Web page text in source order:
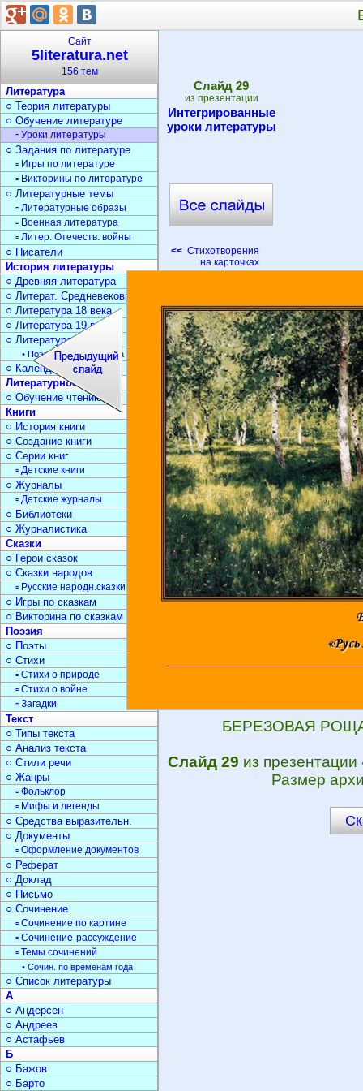
Cлайд 29
из презентации
Интегрированные
уроки литературы
<< Стихотворения
на карточках
БЕРЕЗОВАЯ РОЩА
Слайд 29 из презентации
Размер
Сайт
5literatura.net
156 тем
Литература
○ Теория литературы
○ Обучение литературе
▫ Уроки литературы
○ Задания по литературе
▫ Игры по литературе
▫ Викторины по литературе
○ Литературные темы
▫ Литературные образы
▫ Военная литература
▫ Литер. Отечеств. войны
○ Писатели
История литературы
○ Древняя литература
○ Литерат. Средневековья
○ Литература 18 века
○ Литература 19 века
○ Литература 20 века
• Поэзия Серебрян. века
○ Календарь дат
Литературное чтение
○ Обучение чтению
Книги
○ История книги
○ Создание книги
○ Серии книг
▫ Детские книги
○ Журналы
▫ Детские журналы
○ Библиотеки
○ Журналистика
Сказки
○ Герои сказок
○ Сказки народов
▫ Русские народн.сказки
○ Игры по сказкам
○ Викторина по сказкам
Поэзия
○ Поэты
○ Стихи
▫ Стихи о природе
▫ Стихи о войне
▫ Загадки
Текст
○ Типы текста
○ Анализ текста
○ Стили речи
○ Жанры
▫ Фольклор
▫ Мифы и легенды
○ Средства выразительн.
○ Документы
▫ Оформление документов
○ Реферат
○ Доклад
○ Письмо
○ Сочинение
▫ Сочинение по картине
▫ Сочинение-рассуждение
▫ Темы сочинений
• Сочин. по временам года
○ Список литературы
А
○ Андерсен
○ Андреев
○ Астафьев
Б
○ Бажов
○ Барто